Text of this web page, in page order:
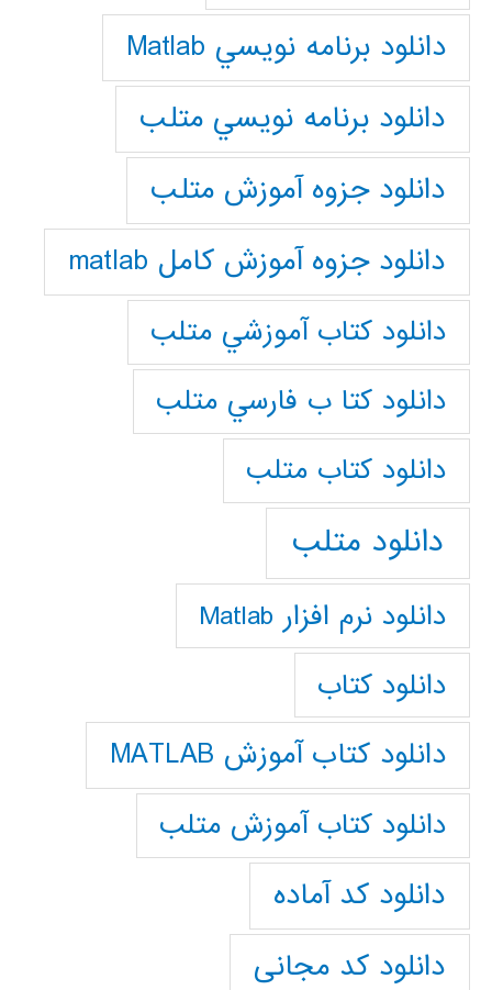
دانلود برنامه نويسي Matlab
دانلود برنامه نويسي متلب
دانلود جزوه آموزش متلب
دانلود جزوه آموزش کامل matlab
دانلود كتاب آموزشي متلب
دانلود كتا ب فارسي متلب
دانلود كتاب متلب
دانلود متلب
دانلود نرم افزار Matlab
دانلود کتاب
دانلود کتاب آموزش MATLAB
دانلود کتاب آموزش متلب
دانلود کد آماده
دانلود کد مجانی